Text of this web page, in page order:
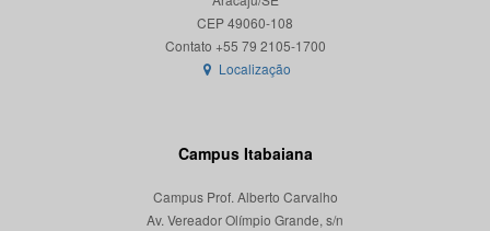
CEP 49060-108
Localização
Campus Itabaiana
Campus Prof. Alberto Carvalho
Av. Vereador Olímpio Grande, s/n